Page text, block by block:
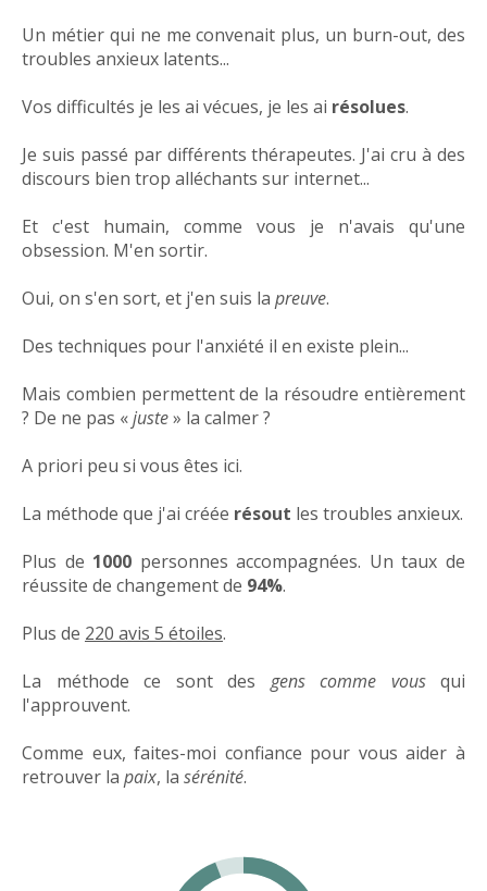
Un métier qui ne me convenait plus, un burn-out, des
troubles anxieux latents...
Vos difficultés je les ai vécues, je les ai résolues.
Je suis passé par différents thérapeutes. J'ai cru à des
discours bien trop alléchants sur internet...
Et c'est humain, comme vous je n'avais qu'une
obsession. M'en sortir.
Oui, on s'en sort, et j'en suis la preuve.
Des techniques pour l'anxiété il en existe plein...
Mais combien permettent de la résoudre entièrement
? De ne pas «juste» la calmer ?
A priori peu si vous êtes ici.
La méthode que j'ai créée résout les troubles anxieux.
Plus de 1000 personnes accompagnées. Un taux de
réussite de changement de 94%.
Plus de 220 avis 5 étoiles.
La méthode ce sont des gens comme vousqui
l'approuvent.
Comme eux, faites-moi confiance pour vous aider à
retrouver la paix, la sérénité.